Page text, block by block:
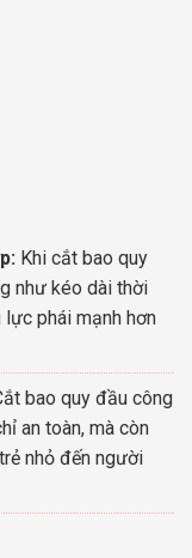
Khi cắt bao quy
như kéo dài thời
lực phái mạnh hơn
bao quy đầu công
an toàn, mà còn
nhỏ đến người